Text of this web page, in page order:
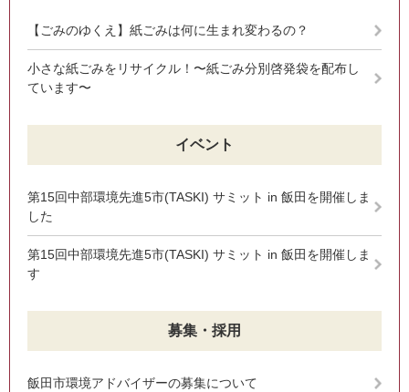
【ごみのゆくえ】紙ごみは何に生まれ変わるの？
小さな紙ごみをリサイクル！〜紙ごみ分別啓発袋を配布し
ています〜
イベント
第15回中部環境先進5市(TASKI) サミット in 飯田を開催しま
した
第15回中部環境先進5市(TASKI) サミット in 飯田を開催しま
す
募集・採用
飯田市環境アドバイザーの募集について